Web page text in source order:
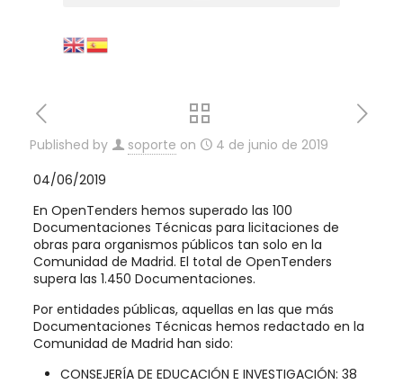
Published by soporte on
4 de junio de 2019
04/06/2019
En OpenTenders hemos superado las 100
Documentaciones Técnicas para licitaciones de
obras para organismos públicos tan solo en la
Comunidad de Madrid. El total de OpenTenders
supera las 1.450 Documentaciones.
Por entidades públicas, aquellas en las que más
Documentaciones Técnicas hemos redactado en la
Comunidad de Madrid han sido:
CONSEJERÍA DE EDUCACIÓN E INVESTIGACIÓN: 38